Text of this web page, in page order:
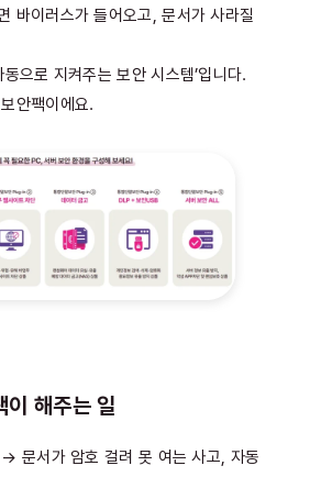
바이러스가 들어오고, 문서가 사라질
으로 지켜주는 보안 시스템’입니다.
안팩이에요.
이 해주는 일
문서가 암호 걸려 못 여는 사고, 자동